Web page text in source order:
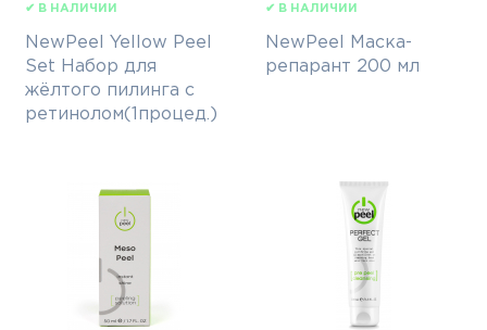
✔ В НАЛИЧИИ
NewPeel Yellow Peel
Set Набор для
жёлтого пилинга с
ретинолом(1процед.)
✔ В НАЛИЧИИ
NewPeel Маска-
репарант 200 мл